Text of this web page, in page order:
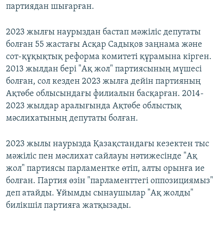
партиядан шығарған.
2023 жылғы наурыздан бастап мәжіліс депутаты
болған 55 жастағы Асқар Садықов заңнама және
сот-құқықтық реформа комитеті құрамына кірген.
2013 жылдан бері "Ақ жол" партиясының мүшесі
болған, сол кезден 2023 жылға дейін партияның
Ақтөбе облысындағы филиалын басқарған. 2014-
2023 жылдар аралығында Ақтөбе облыстық
мәслихатының депутаты болған.
2023 жылы наурызда Қазақстандағы кезектен тыс
мәжіліс пен мәслихат сайлауы нәтижесінде "Ақ
жол" партиясы парламентке өтіп, алты орынға ие
болған. Партия өзін "парламенттегі оппозициямыз"
деп атайды. Ұйымды сынаушылар "Ақ жолды"
билікшіл партияға жатқызады.